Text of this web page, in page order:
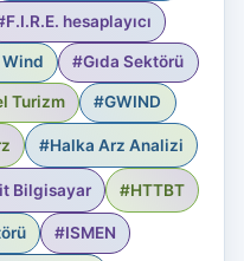
hesaplayıcı
#Gıda Sektörü
Turizm #GWIND
#Halka Arz Analizi
Bilgisayar #HTTBT
#ISMEN